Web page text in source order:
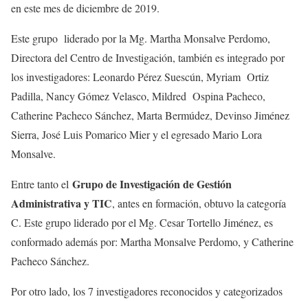
en este mes de diciembre de 2019.
Este grupo liderado por la Mg. Martha Monsalve Perdomo,
Directora del Centro de Investigación, también es integrado por
los investigadores: Leonardo Pérez Suescún, Myriam Ortiz
Padilla, Nancy Gómez Velasco, Mildred Ospina Pacheco,
Catherine Pacheco Sánchez, Marta Bermúdez, Devinso Jiménez
Sierra, José Luis Pomarico Mier y el egresado Mario Lora
Monsalve.
Entre tanto el Grupo de Investigación de Gestión
Administrativa y TIC, antes en formación, obtuvo la categoría
C. Este grupo liderado por el Mg. Cesar Tortello Jiménez, es
conformado además por: Martha Monsalve Perdomo, y Catherine
Pacheco Sánchez.
Por otro lado, los 7 investigadores reconocidos y categorizados